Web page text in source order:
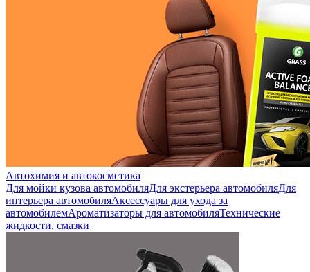
Автохимия и автокосметика
Для мойки кузова автомобиляДля экстерьера автомобиляДля
интерьера автомобиляАксессуары для ухода за
автомобилемАроматизаторы для автомобиляТехнические
жидкости, смазки